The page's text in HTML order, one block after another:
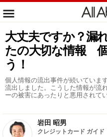
大丈夫ですか？漏
たの大切な情報
う！
個人情報の流出事件が続いていま
流出しました。こうした情報が流
ーの被害にあったりと悪用されて
岩田 昭男
クレジットカード ガイド